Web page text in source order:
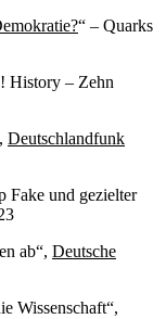
“ – Quarks
History – Zehn
Deutschlandfunk
Fake und gezielter
ab“, Deutsche
Wissenschaft“,